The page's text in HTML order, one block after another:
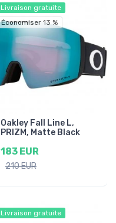
Livraison gratuite
Économiser 13 %
Oakley Fall Line L,
PRIZM, Matte Black
183 EUR
210 EUR
Livraison gratuite